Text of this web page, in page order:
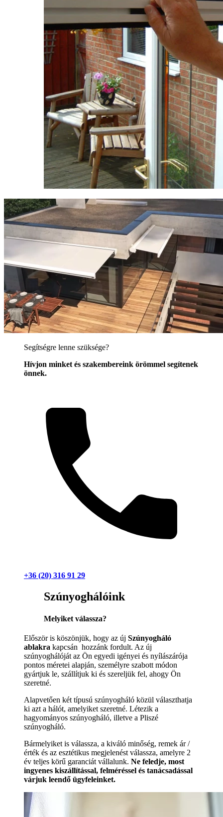
Segítségre lenne szüksége?
Hívjon minket és szakembereink örömmel segítenek
önnek.
+36 (20) 316 91 29
Szúnyoghálóink
Melyiket válassza?
Először is köszönjük, hogy az új Szúnyogháló
ablakra kapcsán hozzánk fordult. Az új
szúnyoghálóját az Ön egyedi igényei és nyílászárója
pontos méretei alapján, személyre szabott módon
gyártjuk le, szállítjuk ki és szereljük fel, ahogy Ön
szeretné.
Alapvetően két típusú szúnyogháló közül választhatja
ki azt a hálót, amelyiket szeretné. Létezik a
hagyományos szúnyogháló, illetve a Pliszé
szúnyogháló.
Bármelyiket is válassza, a kiváló minőség, remek ár /
érték és az esztétikus megjelenést válassza, amelyre 2
év teljes körű garanciát vállalunk. Ne feledje, most
ingyenes kiszállítással, felméréssel és tanácsadással
várjuk leendő ügyfeleinket.